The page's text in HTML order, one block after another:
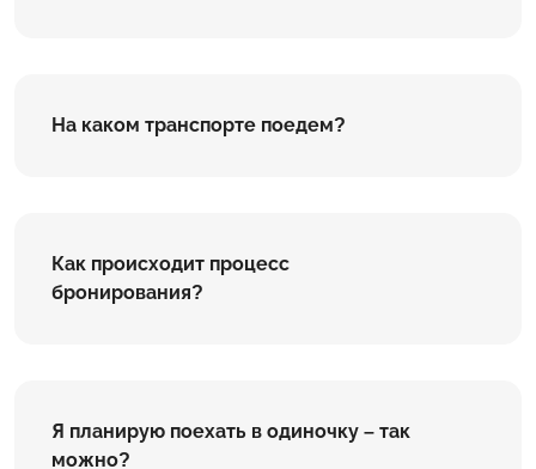
На каком транспорте поедем?
Как происходит процесс
бронирования?
Я планирую поехать в одиночку – так
можно?